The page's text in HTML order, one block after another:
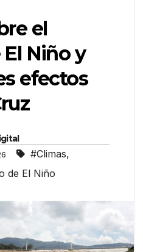
el
Niño y
efectos
#Climas,
de El Niño